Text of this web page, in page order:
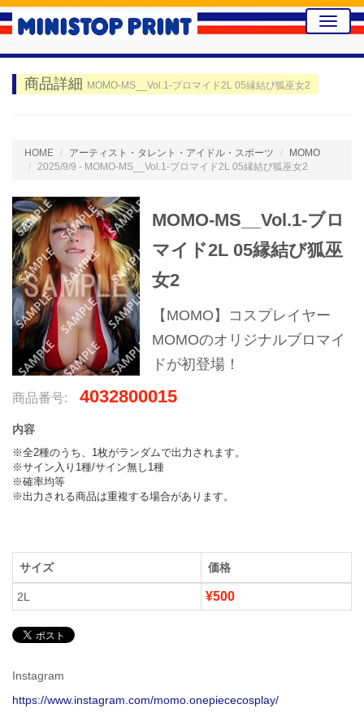
Toggle
商品詳細 MOMO-MS__Vol.1-ブロマイド2L 05縁結び狐巫女2
HOME アーティスト・タレント・アイドル・スポーツ
MOMO
2025/9/9 - MOMO-MS__Vol.1-ブロマイド2L 05縁結び狐巫女2
MOMO-MS__Vol.1-ブロ
マイド2L 05縁結び狐巫
女2
【MOMO】コスプレイヤー
MOMOのオリジナルブロマイ
ドが初登場！
商品番号: 4032800015
内容
※全2種のうち、1枚がランダムで出力されます。
※サイン入り1種/サイン無し1種
※確率均等
※出力される商品は重複する場合があります。
サイズ 価格
2L ¥500
Instagram
https://www.instagram.com/momo.onepiececosplay/